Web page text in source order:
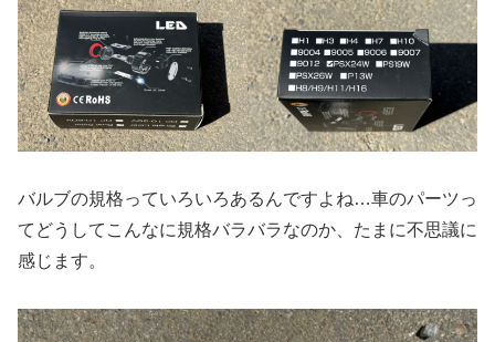
バルブの規格っていろいろあるんですよね…車のパーツっ
てどうしてこんなに規格バラバラなのか、たまに不思議に
感じます。